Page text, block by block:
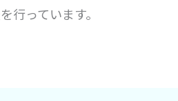
行っています。